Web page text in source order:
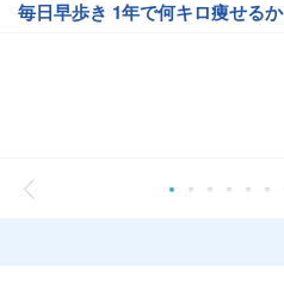
毎日早歩き 1年で何キロ痩せるか